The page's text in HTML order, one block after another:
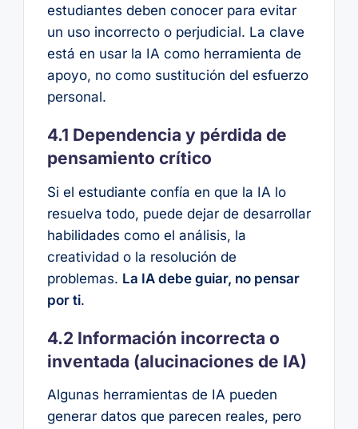
estudiantes deben conocer para evitar
un uso incorrecto o perjudicial. La clave
está en usar la IA como herramienta de
apoyo, no como sustitución del esfuerzo
personal.
4.1 Dependencia y pérdida de
pensamiento crítico
Si el estudiante confía en que la IA lo
resuelva todo, puede dejar de desarrollar
habilidades como el análisis, la
creatividad o la resolución de
problemas. La IA debe guiar, no pensar
por ti.
4.2 Información incorrecta o
inventada (alucinaciones de IA)
Algunas herramientas de IA pueden
generar datos que parecen reales, pero